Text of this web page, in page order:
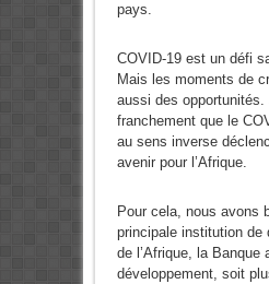
pays.
COVID-19 est un défi
Mais les moments de
aussi des opportunités.
franchement que le
au sens inverse
avenir pour l’Afrique.
Pour cela, nous avons
principale institution de
de l’Afrique, la Banque
développement, soit